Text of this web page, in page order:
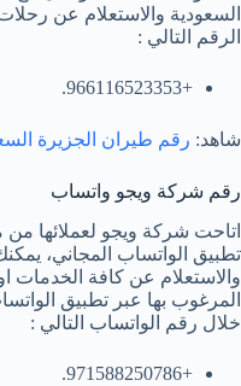
السعودية والاستعلام عن
الرقم التالي :
+966116523353.
شاهد: رقم طيران الجزيرة السعودية
رقم شركة ويجو واتساب
اتاحت شركة ويجو لعملائها
تطبيق الواتساب المجاني،
والاستعلام عن كافة الخدمات
خلال رقم الواتساب التالي :
+971588250786.